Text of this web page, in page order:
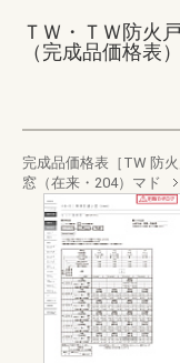
ＴＷ・ＴＷ防火
（完成品価格表
完成品価格表［TW 防火
窓（在来・204）マド